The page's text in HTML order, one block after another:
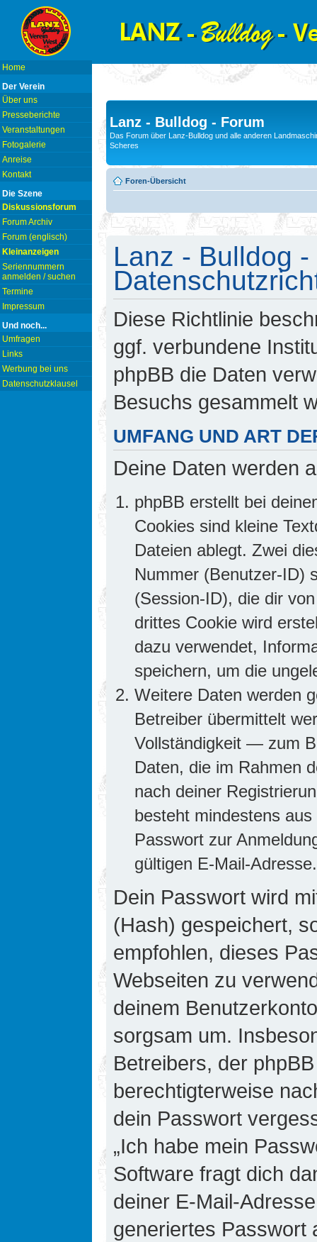
Home
Der Verein
Über uns
Presseberichte
Veranstaltungen
Fotogalerie
Anreise
Kontakt
Die Szene
Diskussionsforum
Forum Archiv
Forum (englisch)
Kleinanzeigen
Seriennummern
anmelden / suchen
Termine
Impressum
Und noch...
Umfragen
Links
Werbung bei uns
Datenschutzklausel
Lanz - Bulldog - Forum
Das Forum über Lanz-Bulldog und alle anderen
Scheres
Foren-Übersicht
Lanz - Bulldog
Diese Richtlinie
ggf. verbundene
phpBB die Daten
Besuchs gesammelt
UMFANG UND ART
Deine Daten werden
phpBB erstellt bei
Cookies sind kleine
Dateien ablegt. Zwei
Nummer (Benutzer-ID)
(Session-ID), die dir
drittes Cookie wird
dazu verwendet,
speichern, um die
Weitere Daten werden
Betreiber übermittelt
Vollständigkeit — zum
Daten, die im Rahmen
nach deiner
besteht mindestens
Passwort zur
gültigen E-Mail-Adresse.
Dein Passwort wird
(Hash) gespeichert,
empfohlen, dieses
Webseiten zu
deinem
sorgsam um.
Betreibers, der
berechtigterweise
dein Passwort
„Ich habe mein
Software fragt dich
deiner E-Mail-
generiertes Passwort